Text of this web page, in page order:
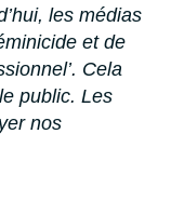
les médias
et de
Cela
public. Les
nos